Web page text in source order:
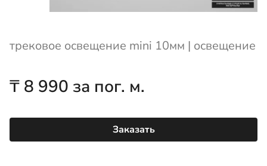
трековое освещение mini 10мм | освещение
₸ 8 990 за пог. м.
Заказать